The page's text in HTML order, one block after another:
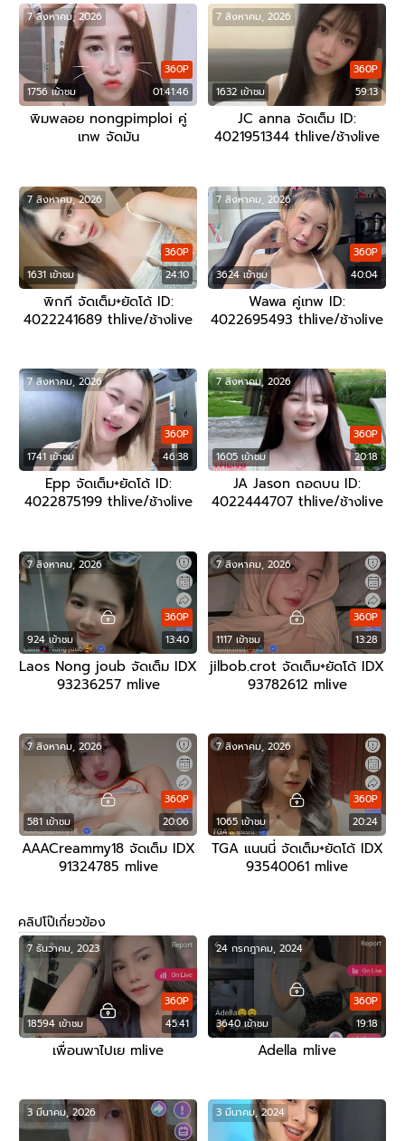
1756 เข้าชม 01:41:46
360P
7 สิงหาคม, 2026
พิมพลอย nongpimploi คู่
เทพ จัดมัน
1632 เข้าชม 59:13
360P
7 สิงหาคม, 2026
JC anna จัดเต็ม ID:
4021951344 thlive/ช้างlive
1631 เข้าชม 24:10
360P
7 สิงหาคม, 2026
พิกกี จัดเต็ม+ยัดโด้ ID:
4022241689 thlive/ช้างlive
3624 เข้าชม 40:04
360P
7 สิงหาคม, 2026
Wawa คู่เทพ ID:
4022695493 thlive/ช้างlive
1741 เข้าชม 46:38
360P
7 สิงหาคม, 2026
Epp จัดเต็ม+ยัดโด้ ID:
4022875199 thlive/ช้างlive
1605 เข้าชม 20:18
360P
7 สิงหาคม, 2026
JA Jason ถอดบน ID:
4022444707 thlive/ช้างlive
924 เข้าชม 13:40
360P
7 สิงหาคม, 2026
Laos Nong joub จัดเต็ม IDX
93236257 mlive
1117 เข้าชม 13:28
360P
7 สิงหาคม, 2026
jilbob.crot จัดเต็ม+ยัดโด้ IDX
93782612 mlive
581 เข้าชม 20:06
360P
7 สิงหาคม, 2026
AAACreammy18 จัดเต็ม IDX
91324785 mlive
1065 เข้าชม 20:24
360P
7 สิงหาคม, 2026
TGA แนนนี่ จัดเต็ม+ยัดโด้ IDX
93540061 mlive
คลิปโป๊เกี่ยวข้อง
18594 เข้าชม 45:41
360P
7 ธันวาคม, 2023
เพื่อนพาไปเย mlive
3640 เข้าชม 19:18
360P
24 กรกฎาคม, 2024
Adella mlive
3 มีนาคม, 2026 3 มีนาคม, 2024